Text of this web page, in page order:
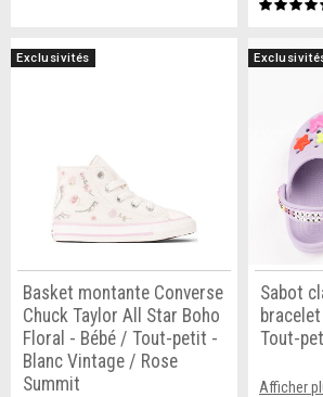
Exclusivités
Basket montante Converse
Chuck Taylor All Star Boho
Floral - Bébé / Tout-petit -
Blanc Vintage / Rose
Summit
Sabot
Tout-
Afficher